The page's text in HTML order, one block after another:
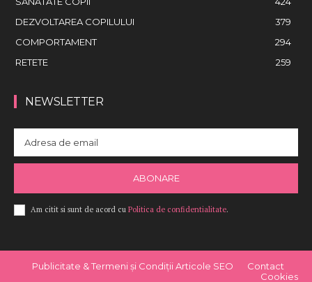
DEZVOLTAREA COPILULUI
379
COMPORTAMENT
294
RETETE
259
NEWSLETTER
ABONARE
Am citit si sunt de acord cu Politica de confidentialitate.
Publicitate & Termeni și Condiții Articole SEO
Contact
Cookies